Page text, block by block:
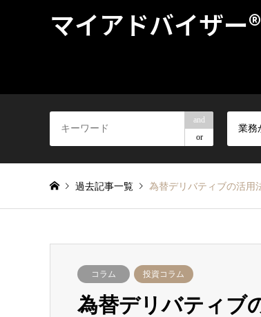
マイアドバイザー®
and
or
業務
過去記事一覧 為替デリバティブの活用
コラム 投資コラム
為替デリバティブ